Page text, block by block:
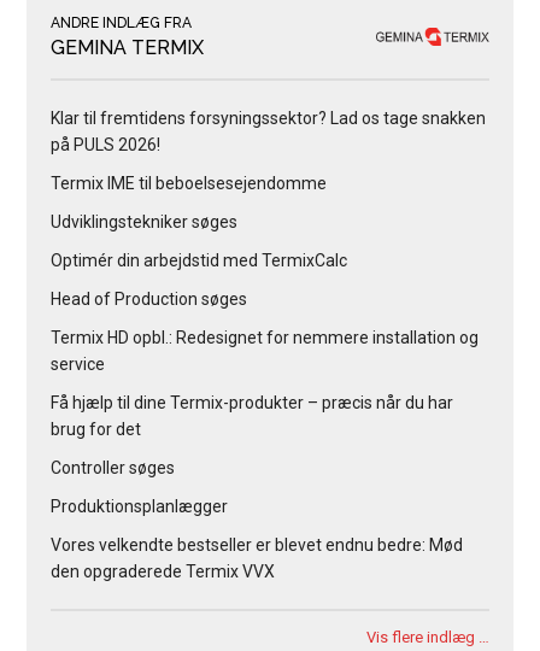
ANDRE INDLÆG FRA
GEMINA TERMIX
Klar til fremtidens forsyningssektor? Lad os tage snakken
på PULS 2026!
Termix IME til beboelsesejendomme
Udviklingstekniker søges
Optimér din arbejdstid med TermixCalc
Head of Production søges
Termix HD opbl.: Redesignet for nemmere installation og
service
Få hjælp til dine Termix-produkter – præcis når du har
brug for det
Controller søges
Produktionsplanlægger
Vores velkendte bestseller er blevet endnu bedre: Mød
den opgraderede Termix VVX
Vis flere indlæg …